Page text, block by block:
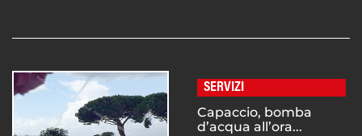
SERVIZI
Capaccio, bomba
d’acqua all’ora...